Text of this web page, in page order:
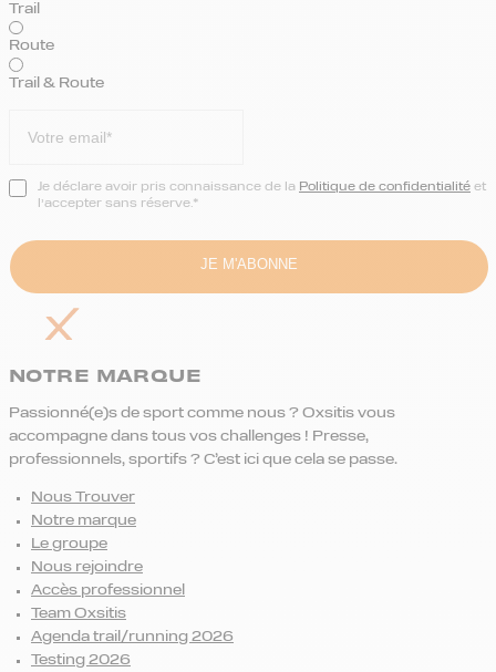
Trail
Route
Trail & Route
Je déclare avoir pris connaissance de la Politique de confidentialité et
l’accepter sans réserve.*
NOTRE MARQUE
Passionné(e)s de sport comme nous ? Oxsitis vous
accompagne dans tous vos challenges ! Presse,
professionnels, sportifs ? C’est ici que cela se passe.
Nous Trouver
Notre marque
Le groupe
Nous rejoindre
Accès professionnel
Team Oxsitis
Agenda trail/running 2026
Testing 2026